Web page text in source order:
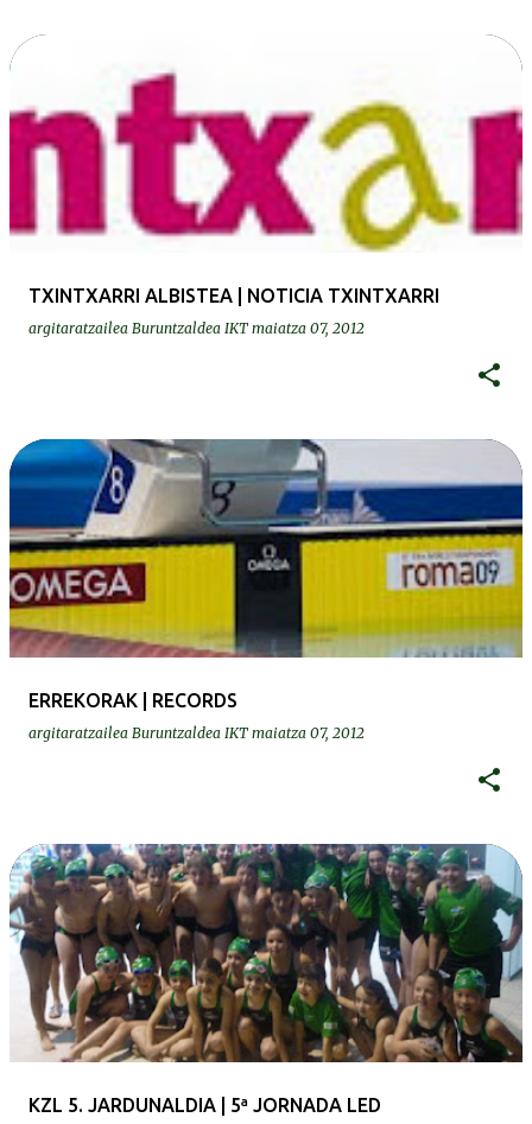
TXINTXARRI ALBISTEA | NOTICIA TXINTXARRI
argitaratzailea Buruntzaldea IKT maiatza 07, 2012
ERREKORAK | RECORDS
argitaratzailea Buruntzaldea IKT maiatza 07, 2012
KZL 5. JARDUNALDIA | 5ª JORNADA LED